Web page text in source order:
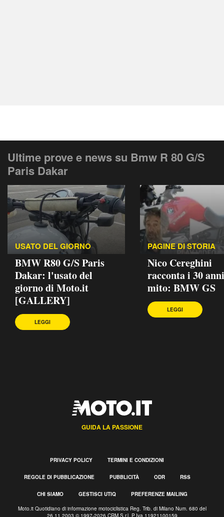
Ultime prove e news su Bmw R 80 G/S
Paris Dakar
USATO DEL GIORNO
BMW R80 G/S Paris
Dakar: l'usato del
giorno di Moto.it
[GALLERY]
LEGGI
PAGINE DI STORIA
Nico Cereghini
racconta i 30
mito: BMW GS
LEGGI
GUIDA LA PASSIONE
PRIVACY POLICY TERMINI E CONDIZIONI
REGOLE DI PUBBLICAZIONE PUBBLICITÀ ODR RSS
CHI SIAMO GESTISCI UTIQ PREFERENZE MAILING
Moto.it Quotidiano di informazione motociclistica Reg. Trib. di Milano Num. 680 del
26.11.2003 © 1997-2026 CRM S.r.l. P.Iva 11921100159